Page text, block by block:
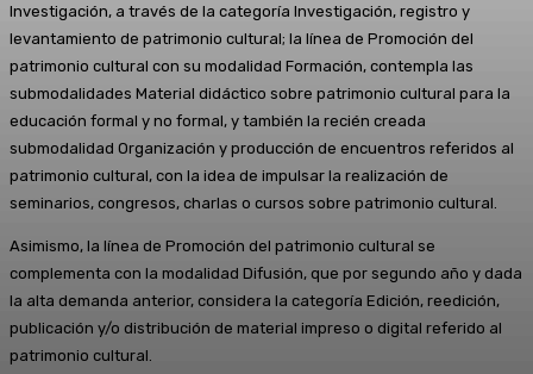
Investigación, a través de la categoría Investigación, registro y
levantamiento de patrimonio cultural; la línea de Promoción del
patrimonio cultural con su modalidad Formación, contempla las
submodalidades Material didáctico sobre patrimonio cultural para la
educación formal y no formal, y también la recién creada
submodalidad Organización y producción de encuentros referidos al
patrimonio cultural, con la idea de impulsar la realización de
seminarios, congresos, charlas o cursos sobre patrimonio cultural.
Asimismo, la línea de Promoción del patrimonio cultural se
complementa con la modalidad Difusión, que por segundo año y dada
la alta demanda anterior, considera la categoría Edición, reedición,
publicación y/o distribución de material impreso o digital referido al
patrimonio cultural.